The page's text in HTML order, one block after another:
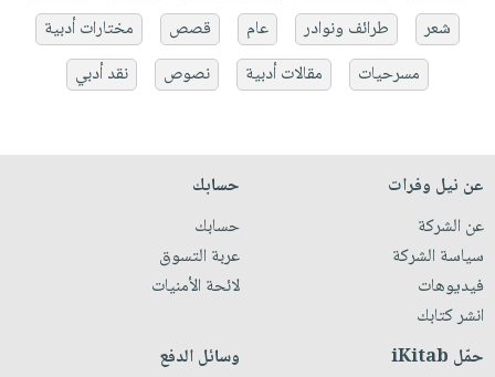
شعر
طرائف ونوادر عام قصص
مختارات أدبية
مسرحيات
مقالات أدبية نصوص نقد أدبي
عن نيل وفرات
عن الشركة
سياسة الشركة
فيديوهات
انشر كتابك
حسابك
حسابك
عربة التسوق
لائحة الأمنيات
حمّل iKitab وسائل الدفع